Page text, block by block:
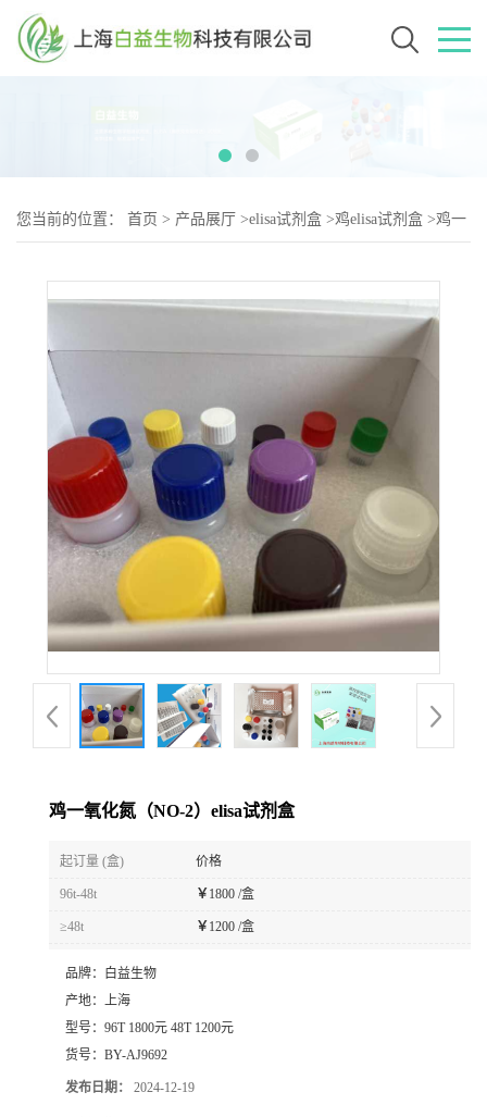
您当前的位置： 首页 > 产品展厅 >elisa试剂盒 >鸡elisa试剂盒 >鸡一
鸡一氧化氮（NO-2）elisa试剂盒
起订量 (盒) 价格
96t-48t ￥ 1800 /盒
≥48t ￥ 1200 /盒
品牌：
白益生物
产地： 上海
型号： 96T 1800元 48T 1200元
货号： BY-AJ9692
发布日期： 2024-12-19